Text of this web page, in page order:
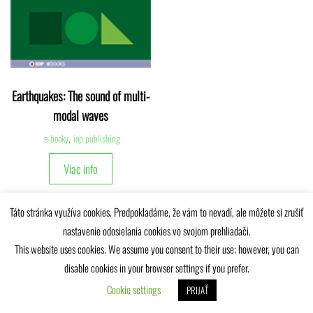
Earthquakes: The sound of multi-
modal waves
e-booky, iop publishing
Viac info
Univerzitná knižnica Žilinskej univerzity © 2025
Táto stránka využíva cookies. Predpokladáme, že vám to nevadí, ale môžete si zrušiť
nastavenie odosielania cookies vo svojom prehliadači.
This website uses cookies. We assume you consent to their use; however, you can
disable cookies in your browser settings if you prefer.
Cookie settings
PRIJAŤ